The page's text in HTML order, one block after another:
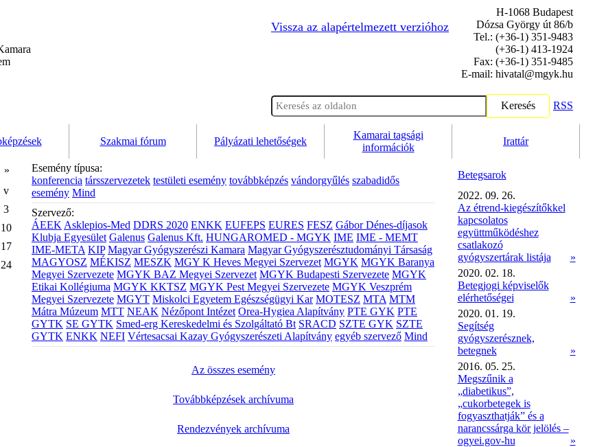
Vissza az alapértelmezett verzióhoz
H-1068 Budapest
Dózsa György út 86/b
Tel.: (+36-1) 351-9483
(+36-1) 413-1924
Fax: (+36-1) 351-9485
E-mail: hivatal@mgyk.hu
Keresés RSS
Szakmai fórum Pályázati lehetőségek
Kamarai tagsági
információk
Irattár
»
v
3
10
17
24
Esemény típusa:
konferencia társszervezetek testületi esemény továbbképzés vándorgyűlés szabadidős
esemény Mind
Szervező:
ÁEEK Asklepios-Med DDRS 2020 ENKK EUFEPS EURES FESZ Gábor Dénes-díjasok
Klubja Egyesület Galenus Galenus Kft. HUNGAROMED - MGYK IME IME - MEMT
IME-META KIP Magyar Gyógyszerészi Kamara Magyar Gyógyszerésztudományi Társaság
MAGYOSZ MÉKISZ MESZK MGY K Heves Megyei Szervezet MGYK MGYK Baranya
Megyei Szervezete MGYK BAZ Megyei Szervezet MGYK Budapesti Szervezete MGYK
Etikai Kollégiuma MGYK KKTSZ MGYK Pest Megyei Szervezete MGYK Veszprém
Megyei Szervezete MGYT Miskolci Egyetem Egészségügyi Kar MOTESZ MTA MTM
Mátra Múzeum MTT NEAK Nézőpont Intézet Orea-Hygiea Alapítvány PTE GYK PTE
GYTK SE GYTK Smed-erg Kereskedelmi és Szolgáltató Bt SRACD SZTE GYK SZTE
GYTK ENKK NEFI Vértesacsai Kazay Gyógyszerészeti Alapítvány egyéb szervező Mind
Az összes esemény
Továbbképzések archívuma
Rendezvények archívuma
Betegsarok
2022. 09. 26.
Az étrend-kiegészítőkkel
kapcsolatos
együttműködéshez
csatlakozó
gyógyszertárak listája
»
2020. 02. 18.
Betegjogi képviselők
elérhetőségei
»
2020. 01. 19.
Segítség
gyógyszerésznek,
betegnek
»
2016. 05. 25.
Megszűnik a
„diabetikus”,
„cukorbetegek is
fogyaszthatják” és a
narancssárga kör jelölés –
ogyei.gov-hu
»